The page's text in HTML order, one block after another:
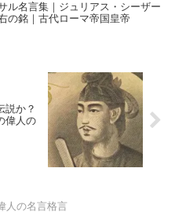
ル名言集｜ジュリアス・シーザー
の銘｜古代ローマ帝国皇帝
説か？
偉人の
人の名言格言